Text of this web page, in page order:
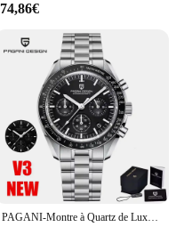
74,86€
PAGANI-Montre à Quartz de Luxe pour Homme, Chronographe, Saphir, Étanche, Acier Inoxydable, Reloj zones bre, Uco V5, Lune, 2024